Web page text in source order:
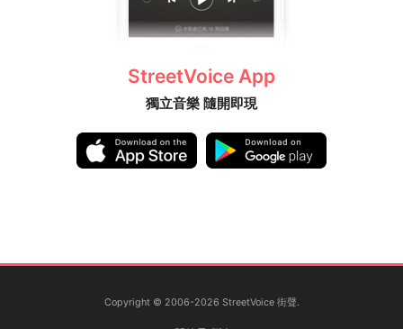
StreetVoice App
獨立音樂 隨開即現
Copyright © 2006-2026 StreetVoice 街聲.